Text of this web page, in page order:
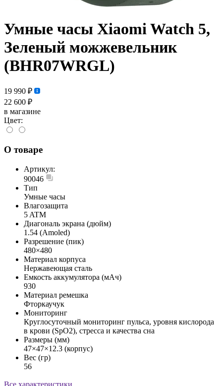
Умные часы Xiaomi Watch 5,
Зеленый можжевельник
(BHR07WRGL)
19 990 ₽
22 600 ₽
в магазине
Цвет:
О товаре
Артикул:
90046
Тип
Умные часы
Влагозащита
5 ATM
Диагональ экрана (дюйм)
1.54 (Amoled)
Разрешение (пик)
480×480
Материал корпуса
Нержавеющая сталь
Емкость аккумулятора (мАч)
930
Материал ремешка
Фторкаучук
Мониторинг
Круглосуточный мониторинг пульса, уровня кислорода
в крови (SpO2), стресса и качества сна
Размеры (мм)
47×47×12.3 (корпус)
Вес (гр)
56
Все характеристики